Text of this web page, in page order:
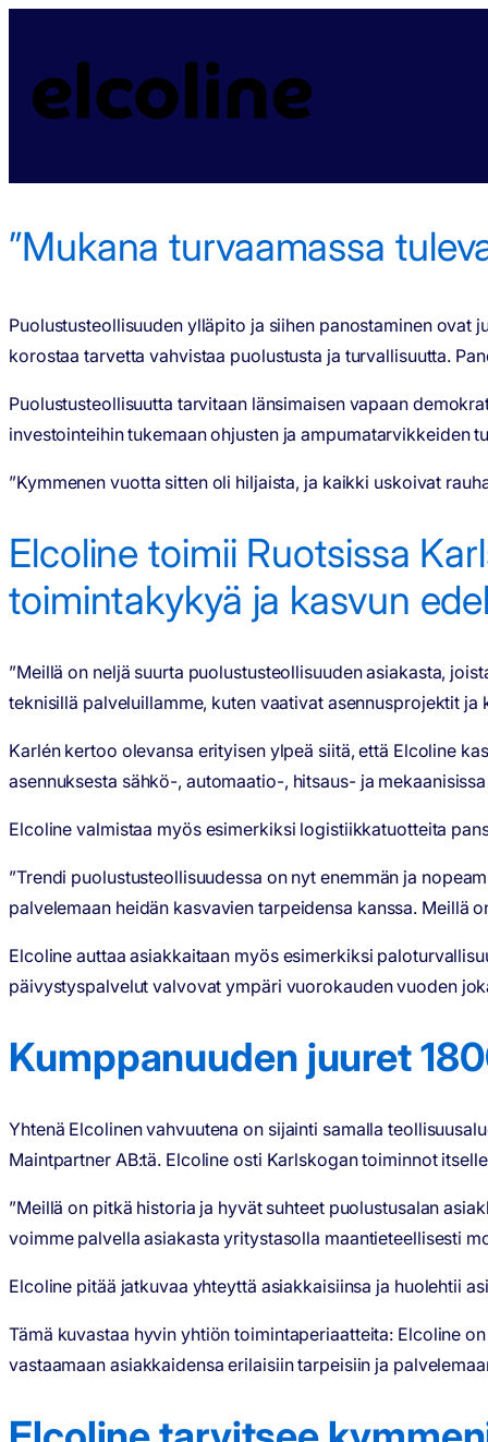
”Mukana turvaamassa
Puolustusteollisuuden ylläpito ja siihen panostaminen ovat
korostaa tarvetta vahvistaa puolustusta ja turvallisuutta.
Puolustusteollisuutta tarvitaan länsimaisen vapaan
investointeihin tukemaan ohjusten ja ampumatarvikkeiden
”Kymmenen vuotta sitten oli hiljaista, ja kaikki uskoivat
Elcoline toimii Ruotsissa
toimintakykyä ja kasvun
”Meillä on neljä suurta puolustusteollisuuden asiakasta,
teknisillä palveluillamme, kuten vaativat asennusprojektit ja
Karlén kertoo olevansa erityisen ylpeä siitä, että Elcoline
asennuksesta sähkö-, automaatio-, hitsaus- ja
Elcoline valmistaa myös esimerkiksi logistiikkatuotteita
”Trendi puolustusteollisuudessa on nyt enemmän ja
palvelemaan heidän kasvavien tarpeidensa kanssa. Meillä
Elcoline auttaa asiakkaitaan myös esimerkiksi
päivystyspalvelut valvovat ympäri vuorokauden vuoden
Kumppanuuden juuret
Yhtenä Elcolinen vahvuutena on sijainti samalla
Maintpartner AB:tä. Elcoline osti Karlskogan toiminnot
”Meillä on pitkä historia ja hyvät suhteet puolustusalan
voimme palvella asiakasta yritystasolla maantieteellisesti
Elcoline pitää jatkuvaa yhteyttä asiakkaisiinsa ja huolehtii
Tämä kuvastaa hyvin yhtiön toimintaperiaatteita: Elcoline
vastaamaan asiakkaidensa erilaisiin tarpeisiin ja